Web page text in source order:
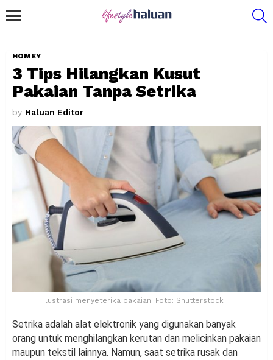
HOMEY
3 Tips Hilangkan Kusut
Pakaian Tanpa Setrika
by Haluan Editor
Ilustrasi menyeterika pakaian. Foto: Shutterstock
Setrika adalah alat elektronik yang digunakan banyak
orang untuk menghilangkan kerutan dan melicinkan pakaian
maupun tekstil lainnya. Namun, saat setrika rusak dan